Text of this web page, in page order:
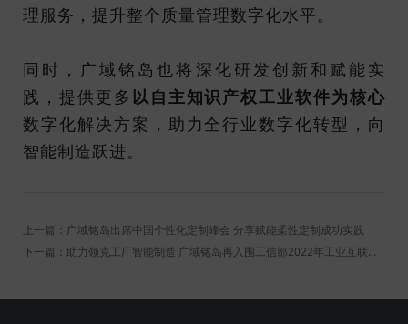
理服务，提升整个质量管理数字化水平。
同时，广域铭岛也将深化研发创新和赋能实
践，提供更多 以自主知识产权工业软件为核心
数字化解决方案，助力全行业数字化转型，向
智能制造跃进。
上一篇：广域铭岛出席中国个性化定制峰会 分享赋能柔性定制成功实践
下一篇：助力领克工厂智能制造 广域铭岛再入围工信部2022年工业互联网平台创新领航应用案例